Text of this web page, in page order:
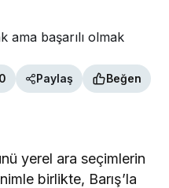
0 Paylaş Beğen
yerel ara seçimlerin
birlikte, Barış’la